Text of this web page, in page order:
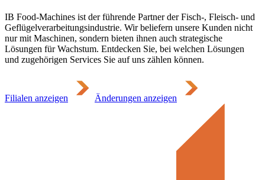
IB Food-Machines ist der führende Partner der Fisch-, Fleisch- und
Geflügelverarbeitungsindustrie. Wir beliefern unsere Kunden nicht
nur mit Maschinen, sondern bieten ihnen auch strategische
Lösungen für Wachstum. Entdecken Sie, bei welchen Lösungen
und zugehörigen Services Sie auf uns zählen können.
Filialen anzeigen Änderungen anzeigen